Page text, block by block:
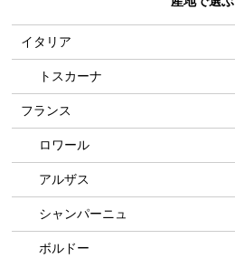
イタリア
トスカーナ
フランス
ロワール
アルザス
シャンパーニュ
ボルドー